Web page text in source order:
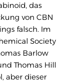
das
von CBN
falsch. Im
Society
Barlow
Thomas Hill
aber dieser